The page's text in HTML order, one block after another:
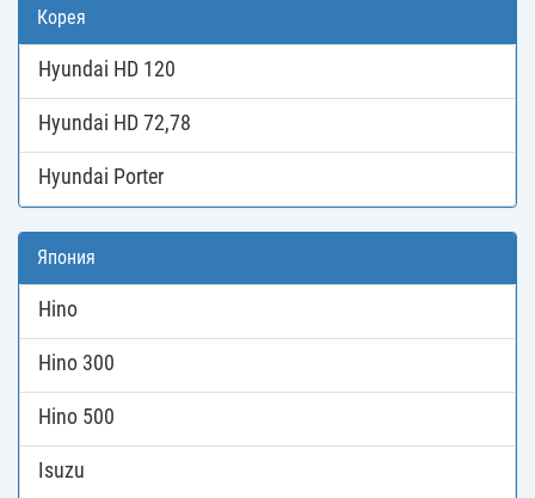
Корея
Hyundai HD 120
Hyundai HD 72,78
Hyundai Porter
Япония
Hino
Hino 300
Hino 500
Isuzu